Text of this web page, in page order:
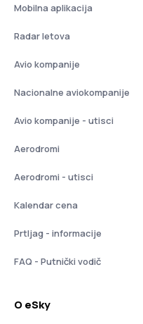
Mobilna aplikacija
Radar letova
Avio kompanije
Nacionalne aviokompanije
Avio kompanije - utisci
Aerodromi
Aerodromi - utisci
Kalendar cena
Prtljag - informacije
FAQ - Putnički vodič
O eSky